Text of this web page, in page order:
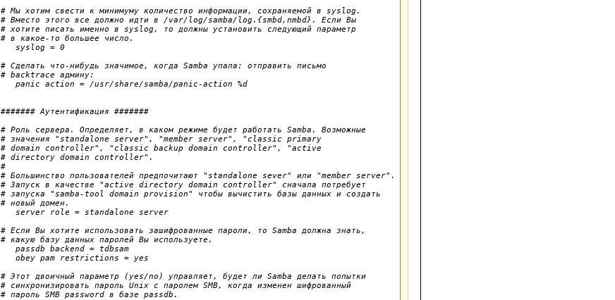
# Мы хотим свести к минимуму количество информации, сохраняемой в syslog.
# Вместо этого все должно идти в /var/log/samba/log.{smbd,nmbd}. Если Вы
# хотите писать именно в syslog, то должны установить следующий параметр
# в какое-то большее число.
# Сделать что-нибудь значимое, когда Samba упала: отправить письмо
# backtrace админу:
# Роль сервера. Определяет, в каком режиме будет работать Samba. Возможные
# значения "standalone server", "member server", "classic primary
# domain controller", "classic backup domain controller", "active
# directory domain controller".
#
# Большинство пользователей предпочитают "standalone sever" или "member server".
# Запуск в качестве "active directory domain controller" сначала потребует
# запуска "samba-tool domain provision" чтобы вычистить базы данных и создать
# новый домен.
# Если Вы хотите использовать зашифрованные пароли, то Samba должна знать,
# какую базу данных паролей Вы используете.
   passdb backend = tdbsam
# Этот двоичный параметр (yes/no) управляет, будет ли Samba делать попытки
# синхронизировать пароль Unix с паролем SMB, когда изменен шифрованный
# пароль SMB password в базе passdb.